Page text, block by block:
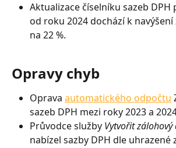
Aktualizace číselníku sazeb DPH
od roku 2024 dochází k
na 22 %.
Opravy chyb
Oprava automatického odpočtu
sazeb DPH mezi roky 2023 a
Průvodce služby Vytvořit
nabízel sazby DPH dle uhrazené